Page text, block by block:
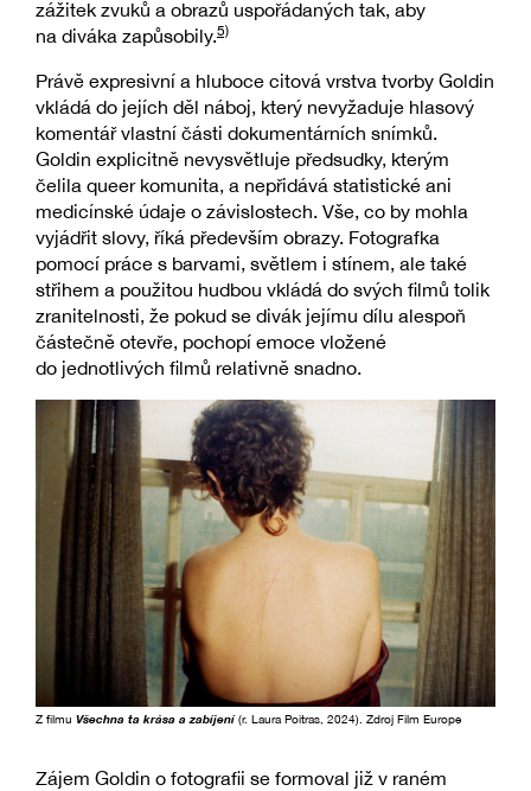
zážitek zvuků a obrazů uspořádaných tak, aby
na diváka zapůsobily.5)
Právě expresivní a hluboce citová vrstva tvorby Goldin
vkládá do jejích děl náboj, který nevyžaduje hlasový
komentář vlastní části dokumentárních snímků.
Goldin explicitně nevysvětluje předsudky, kterým
čelila queer komunita, a nepřidává statistické ani
medicínské údaje o závislostech. Vše, co by mohla
vyjádřit slovy, říká především obrazy. Fotografka
pomocí práce s barvami, světlem i stínem, ale také
střihem a použitou hudbou vkládá do svých filmů tolik
zranitelnosti, že pokud se divák jejímu dílu alespoň
částečně otevře, pochopí emoce vložené
do jednotlivých filmů relativně snadno.
Z filmu Všechna ta krása a zabíjení(r. Laura Poitras, 2024). Zdroj Film Europe
Zájem Goldin o fotografii se formoval již v raném